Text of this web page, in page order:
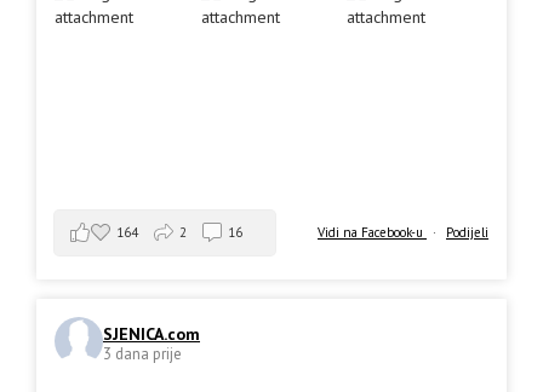
Vidi na Facebook-u · Podijeli
164 2 16
SJENICA.com
3 dana prije